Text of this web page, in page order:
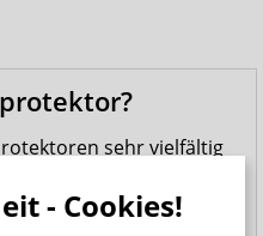
sehr vielfältig
Hüftprotektoren zum
- Cookies!